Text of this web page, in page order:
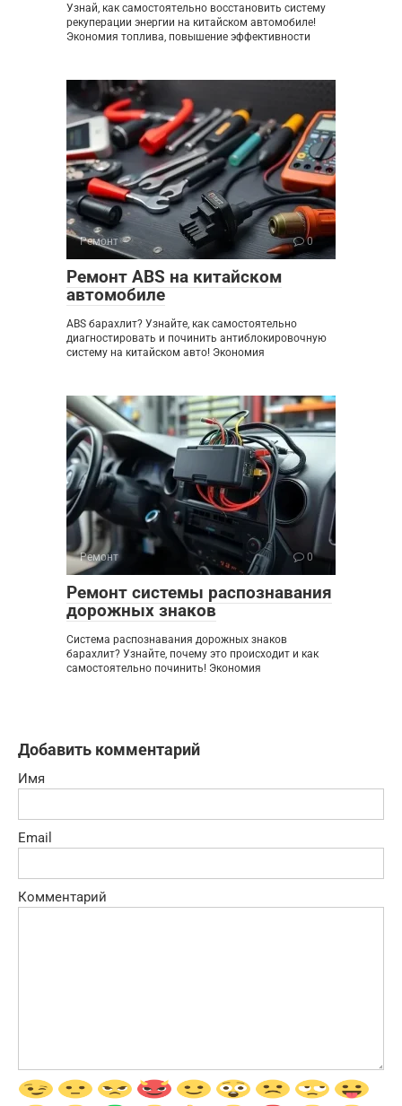
Узнай, как самостоятельно восстановить систему
рекуперации энергии на китайском автомобиле!
Экономия топлива, повышение эффективности
Ремонт 0
Ремонт ABS на китайском
автомобиле
ABS барахлит? Узнайте, как самостоятельно
диагностировать и починить антиблокировочную
систему на китайском авто! Экономия
Ремонт 0
Ремонт системы распознавания
дорожных знаков
Система распознавания дорожных знаков
барахлит? Узнайте, почему это происходит и как
самостоятельно починить! Экономия
Добавить комментарий
Имя
Email
Комментарий